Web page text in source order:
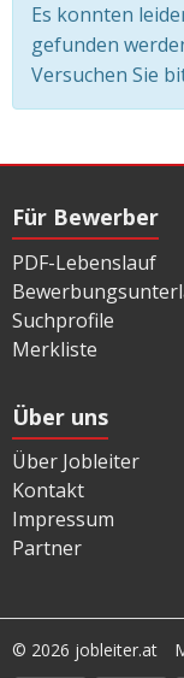
Es konnten
gefunden
Versuchen Sie
Für Bewerber
PDF-Lebenslauf
Suchprofile
Merkliste
Über uns
Über Jobleiter
Kontakt
Impressum
Partner
© 2026 jobleiter.at